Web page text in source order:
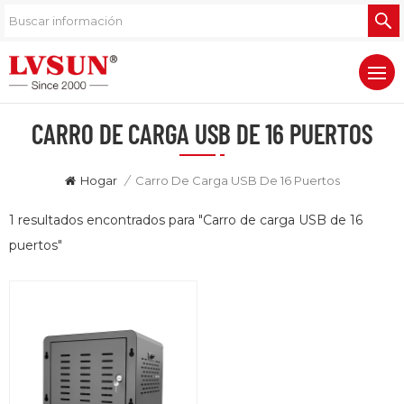
CARRO DE CARGA USB DE 16 PUERTOS
Hogar / Carro De Carga USB De 16 Puertos
1 resultados encontrados para "Carro de carga USB de 16
puertos"